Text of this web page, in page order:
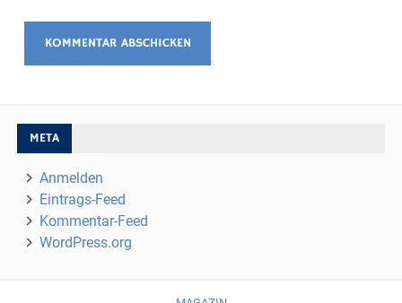
META
Anmelden
Eintrags-Feed
Kommentar-Feed
WordPress.org